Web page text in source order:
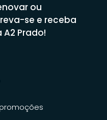
ou
se e receba
Prado!